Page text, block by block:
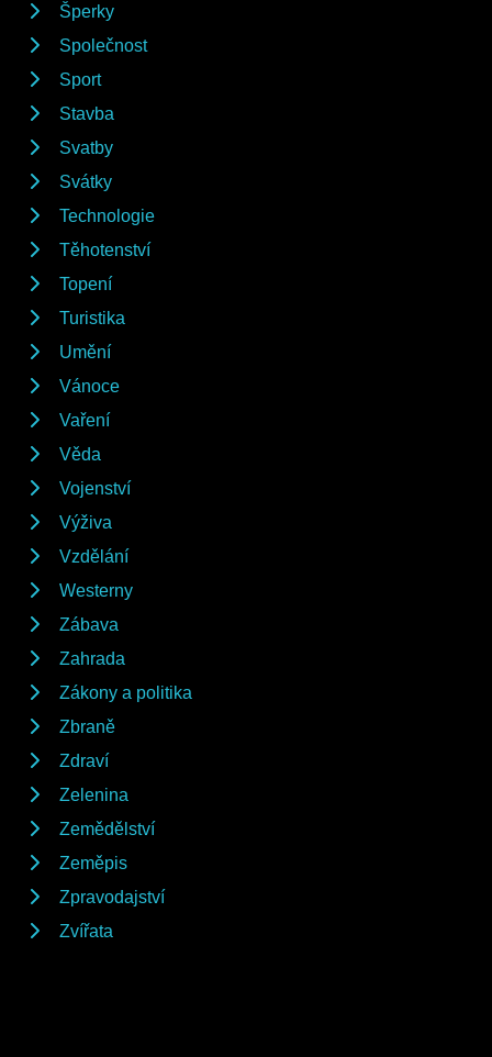
Šperky
Společnost
Sport
Stavba
Svatby
Svátky
Technologie
Těhotenství
Topení
Turistika
Umění
Vánoce
Vaření
Věda
Vojenství
Výživa
Vzdělání
Westerny
Zábava
Zahrada
Zákony a politika
Zbraně
Zdraví
Zelenina
Zemědělství
Zeměpis
Zpravodajství
Zvířata